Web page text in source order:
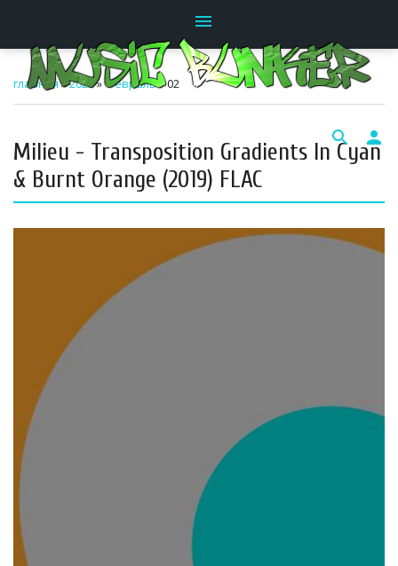
menu
search person
главная»2023»Февраль»02
Milieu - Transposition Gradients In Cyan
& Burnt Orange (2019) FLAC